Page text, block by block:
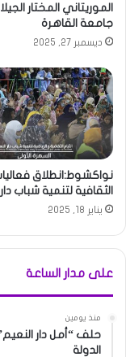
الموريتاني المختار
جامعة القاهرة
ديسمبر 27, 2025
نواكشوط:انطلاق
الثقافية لتنمية شباب
يناير 18, 2025
على مدار الساعة
منذ يومين
حلف “أمل دار
الدولة